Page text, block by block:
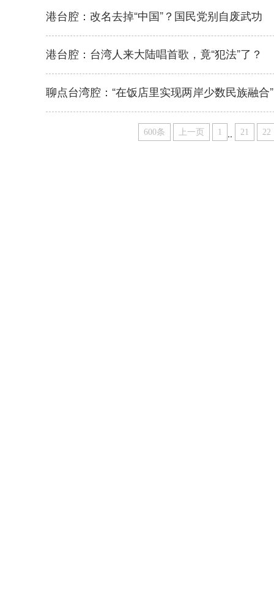
港台腔：改名去掉“中国”？国民党别自废武功
港台腔：台湾人来大陆唱首歌，竟“犯法”了？
聊点台湾腔：“在饭店里实现两岸少数民族融合”
600条 上一页 1 .. 21 22